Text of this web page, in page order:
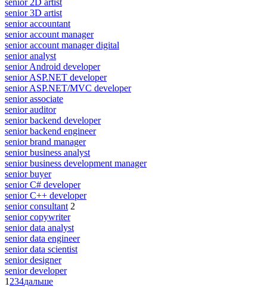
senior 3D artist
senior accountant
senior account manager
senior account manager digital
senior analyst
senior Android developer
senior ASP.NET developer
senior ASP.NET/MVC developer
senior associate
senior auditor
senior backend developer
senior backend engineer
senior brand manager
senior business analyst
senior business development manager
senior buyer
senior C# developer
senior C++ developer
senior consultant 2
senior copywriter
senior data analyst
senior data engineer
senior data scientist
senior designer
senior developer
1 234дальше